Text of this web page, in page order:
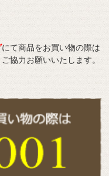
にて商品をお買い物の際は
協力お願いいたします。